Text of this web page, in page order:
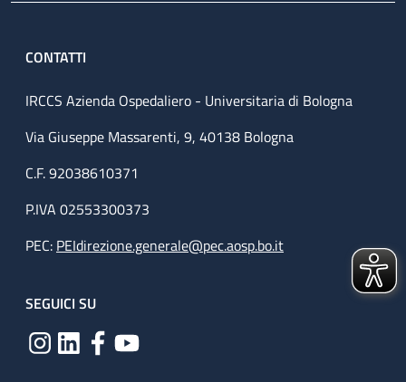
CONTATTI
IRCCS Azienda Ospedaliero - Universitaria di Bologna
Via Giuseppe Massarenti, 9, 40138 Bologna
C.F. 92038610371
P.IVA 02553300373
PEC: PEIdirezione.generale@pec.aosp.bo.it
SEGUICI SU